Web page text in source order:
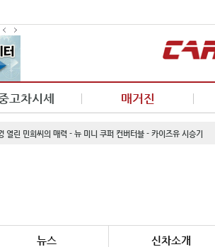
고차시세 매거진
열린 민희씨의 매력 - 뉴 미니 쿠퍼 컨버터블 - 카이즈유 시승기
뉴스 신차소개